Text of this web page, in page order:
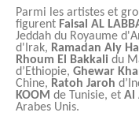
Parmi les artistes et
figurent Faisal AL
Jeddah du Royaume
d'Irak, Ramadan Aly
Rhoum El Bakkali du
d’Ethiopie, Ghewar
Chine, Ratoh Jaroh
KOOM de Tunisie, et Al
Arabes Unis.